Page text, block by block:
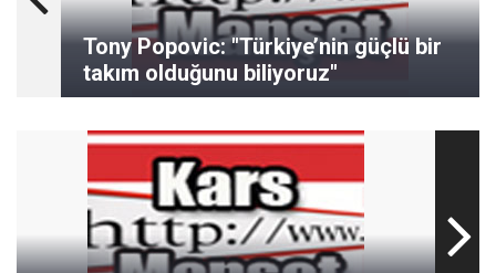
Tony Popovic: "Türkiye’nin güçlü bir
takım olduğunu biliyoruz"